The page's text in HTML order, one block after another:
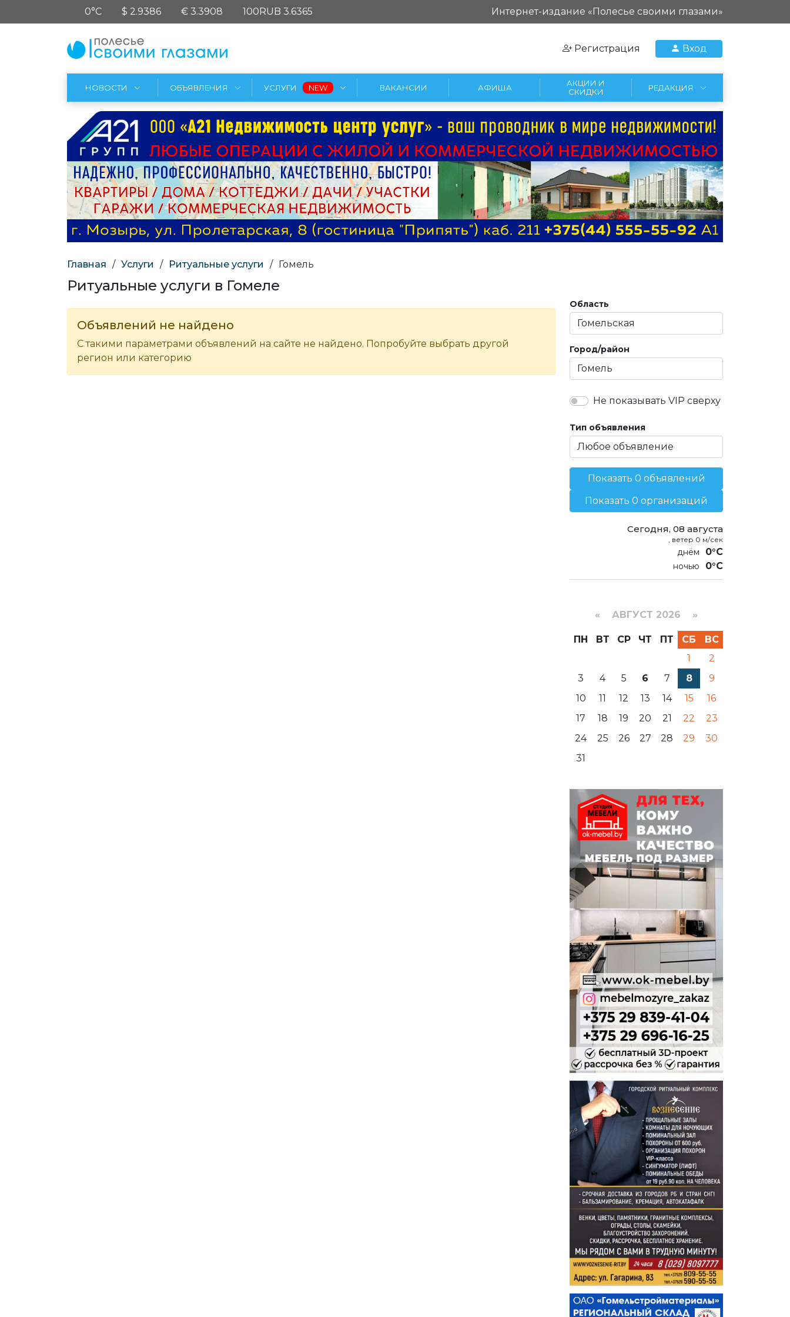
0°C $ 2.9386 € 3.3908 100RUB 3.6365 Интернет-издание «Полесье своими глазами»
Регистрация Вход
НОВОСТИ ОБЪЯВЛЕНИЯ УСЛУГИ ВАКАНСИИ АФИША
АКЦИИ И
СКИДКИ
РЕДАКЦИЯ
Главная / Услуги / Ритуальные услуги / Гомель
Ритуальные услуги в Гомеле
Объявлений не найдено
С такими параметрами объявлений на сайте не найдено. Попробуйте выбрать другой
регион или категорию
Область
Город/район
Не показывать VIP сверху
Тип объявления
Показать 0 объявлений
Показать 0 организаций
Сегодня, 08 августа
, ветер 0 м/сек
0°C
0°C
« АВГУСТ 2026 »
ПН ВТ СР ЧТ ПТ СБ
ВС
1
2
3
4 5 6 7 8
9
10
11 12 13 14 15
16
17
18 19 20 21 22
23
24
25 26 27 28 29
30
31